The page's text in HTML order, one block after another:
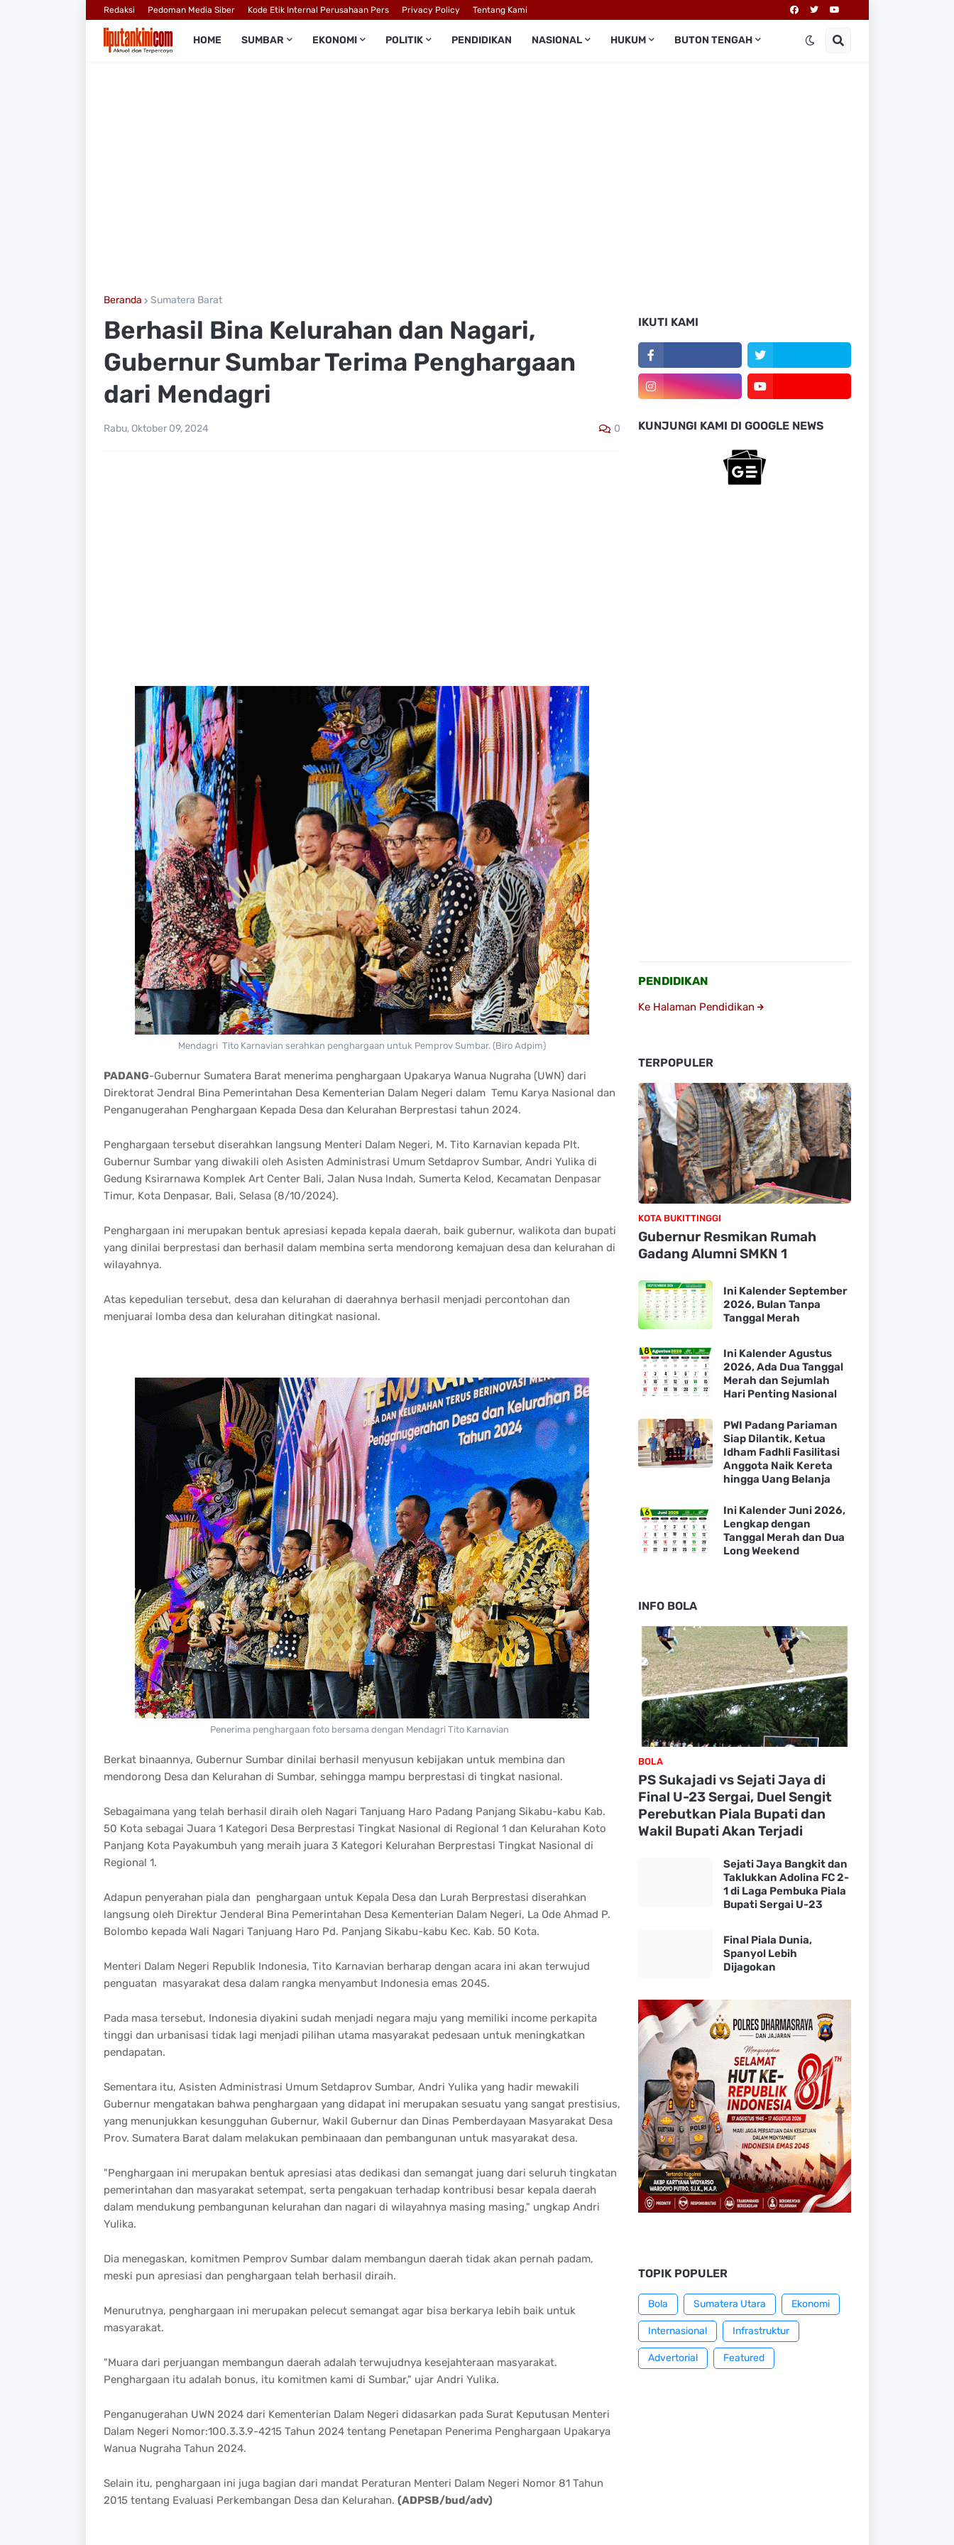
Redaksi Pedoman Media Siber Kode Etik Internal Perusahaan Pers Privacy Policy Tentang Kami
HOME SUMBAR EKONOMI POLITIK PENDIDIKAN NASIONAL HUKUM BUTON TENGAH
Beranda Sumatera Barat
Berhasil Bina Kelurahan dan Nagari,
Gubernur Sumbar Terima Penghargaan
dari Mendagri
Rabu, Oktober 09, 2024 0
Mendagri Tito Karnavian serahkan penghargaan untuk Pemprov Sumbar. (Biro Adpim)
PADANG-Gubernur Sumatera Barat menerima penghargaan Upakarya Wanua Nugraha (UWN) dari
Direktorat Jendral Bina Pemerintahan Desa Kementerian Dalam Negeri dalam Temu Karya Nasional dan
Penganugerahan Penghargaan Kepada Desa dan Kelurahan Berprestasi tahun 2024.
Penghargaan tersebut diserahkan langsung Menteri Dalam Negeri, M. Tito Karnavian kepada Plt.
Gubernur Sumbar yang diwakili oleh Asisten Administrasi Umum Setdaprov Sumbar, Andri Yulika di
Gedung Ksirarnawa Komplek Art Center Bali, Jalan Nusa lndah, Sumerta Kelod, Kecamatan Denpasar
Timur, Kota Denpasar, Bali, Selasa (8/10/2024).
Penghargaan ini merupakan bentuk apresiasi kepada kepala daerah, baik gubernur, walikota dan bupati
yang dinilai berprestasi dan berhasil dalam membina serta mendorong kemajuan desa dan kelurahan di
wilayahnya.
Atas kepedulian tersebut, desa dan kelurahan di daerahnya berhasil menjadi percontohan dan
menjuarai lomba desa dan kelurahan ditingkat nasional.
Penerima penghargaan foto bersama dengan Mendagri Tito Karnavian
Berkat binaannya, Gubernur Sumbar dinilai berhasil menyusun kebijakan untuk membina dan
mendorong Desa dan Kelurahan di Sumbar, sehingga mampu berprestasi di tingkat nasional.
Sebagaimana yang telah berhasil diraih oleh Nagari Tanjuang Haro Padang Panjang Sikabu-kabu Kab.
50 Kota sebagai Juara 1 Kategori Desa Berprestasi Tingkat Nasional di Regional 1 dan Kelurahan Koto
Panjang Kota Payakumbuh yang meraih juara 3 Kategori Kelurahan Berprestasi Tingkat Nasional di
Regional 1.
Adapun penyerahan piala dan penghargaan untuk Kepala Desa dan Lurah Berprestasi diserahkan
langsung oleh Direktur Jenderal Bina Pemerintahan Desa Kementerian Dalam Negeri, La Ode Ahmad P.
Bolombo kepada Wali Nagari Tanjuang Haro Pd. Panjang Sikabu-kabu Kec. Kab. 50 Kota.
Menteri Dalam Negeri Republik Indonesia, Tito Karnavian berharap dengan acara ini akan terwujud
penguatan masyarakat desa dalam rangka menyambut Indonesia emas 2045.
Pada masa tersebut, Indonesia diyakini sudah menjadi negara maju yang memiliki income perkapita
tinggi dan urbanisasi tidak lagi menjadi pilihan utama masyarakat pedesaan untuk meningkatkan
pendapatan.
Sementara itu, Asisten Administrasi Umum Setdaprov Sumbar, Andri Yulika yang hadir mewakili
Gubernur mengatakan bahwa penghargaan yang didapat ini merupakan sesuatu yang sangat prestisius,
yang menunjukkan kesungguhan Gubernur, Wakil Gubernur dan Dinas Pemberdayaan Masyarakat Desa
Prov. Sumatera Barat dalam melakukan pembinaaan dan pembangunan untuk masyarakat desa.
"Penghargaan ini merupakan bentuk apresiasi atas dedikasi dan semangat juang dari seluruh tingkatan
pemerintahan dan masyarakat setempat, serta pengakuan terhadap kontribusi besar kepala daerah
dalam mendukung pembangunan kelurahan dan nagari di wilayahnya masing masing," ungkap Andri
Yulika.
Dia menegaskan, komitmen Pemprov Sumbar dalam membangun daerah tidak akan pernah padam,
meski pun apresiasi dan penghargaan telah berhasil diraih.
Menurutnya, penghargaan ini merupakan pelecut semangat agar bisa berkarya lebih baik untuk
masyarakat.
"Muara dari perjuangan membangun daerah adalah terwujudnya kesejahteraan masyarakat.
Penghargaan itu adalah bonus, itu komitmen kami di Sumbar," ujar Andri Yulika.
Penganugerahan UWN 2024 dari Kementerian Dalam Negeri didasarkan pada Surat Keputusan Menteri
Dalam Negeri Nomor:100.3.3.9-4215 Tahun 2024 tentang Penetapan Penerima Penghargaan Upakarya
Wanua Nugraha Tahun 2024.
Selain itu, penghargaan ini juga bagian dari mandat Peraturan Menteri Dalam Negeri Nomor 81 Tahun
2015 tentang Evaluasi Perkembangan Desa dan Kelurahan. (ADPSB/bud/adv)
IKUTI KAMI
KUNJUNGI KAMI DI GOOGLE NEWS
PENDIDIKAN
Ke Halaman Pendidikan
TERPOPULER
KOTA BUKITTINGGI
Gubernur Resmikan Rumah
Gadang Alumni SMKN 1
Ini Kalender September
2026, Bulan Tanpa
Tanggal Merah
Ini Kalender Agustus
2026, Ada Dua Tanggal
Merah dan Sejumlah
Hari Penting Nasional
PWI Padang Pariaman
Siap Dilantik, Ketua
Idham Fadhli Fasilitasi
Anggota Naik Kereta
hingga Uang Belanja
Ini Kalender Juni 2026,
Lengkap dengan
Tanggal Merah dan Dua
Long Weekend
INFO BOLA
BOLA
PS Sukajadi vs Sejati Jaya di
Final U-23 Sergai, Duel Sengit
Perebutkan Piala Bupati dan
Wakil Bupati Akan Terjadi
Sejati Jaya Bangkit dan
Taklukkan Adolina FC 2-
1 di Laga Pembuka Piala
Bupati Sergai U-23
Final Piala Dunia,
Spanyol Lebih
Dijagokan
TOPIK POPULER
Bola Sumatera Utara Ekonomi
Internasional Infrastruktur
Advertorial Featured